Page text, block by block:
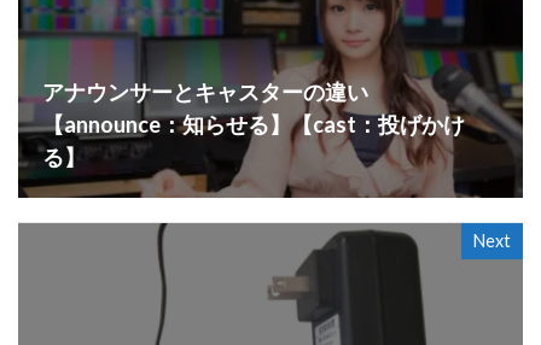
アナウンサーとキャスターの違い
【announce：知らせる】【cast：投げかけ
る】
Next